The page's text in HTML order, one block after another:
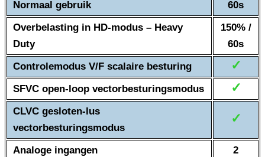
Normaal gebruik
60s
Overbelasting in HD-modus – Heavy
Duty
150% /
60s
Controlemodus V/F scalaire besturing
✓
SFVC open-loop vectorbesturingsmodus ✓
CLVC gesloten-lus
vectorbesturingsmodus
✓
Analoge ingangen
2